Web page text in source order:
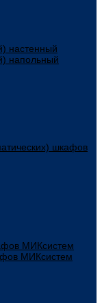
настенный
напольный
шкафов
МИКсистем
МИКсистем